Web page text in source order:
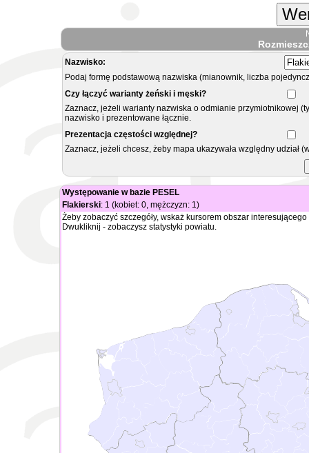
Nazwisko:
Podaj formę podstawową nazwiska (mianownik, liczba
Czy łączyć warianty żeński i męski?
Zaznacz, jeżeli warianty nazwiska o odmianie przymiotnikowej
nazwisko i prezentowane łącznie.
Prezentacja częstości względnej?
Zaznacz, jeżeli chcesz, żeby mapa ukazywała względny
Występowanie w bazie PESEL
Flakierski: 1 (kobiet: 0, mężczyzn: 1)
Żeby zobaczyć szczegóły, wskaż kursorem obszar
Dwukliknij - zobaczysz statystyki powiatu.